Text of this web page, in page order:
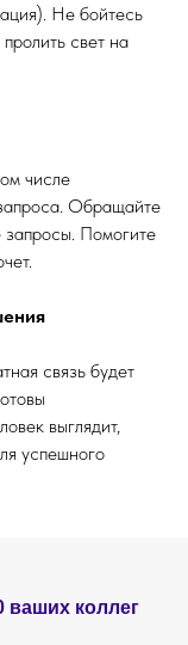
Не бойтесь
свет на
числе
Обращайте
Помогите
связь будет
выглядит,
успешного
ваших коллег